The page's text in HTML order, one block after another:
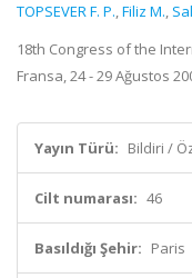
TOPSEVER F. P.,Filiz M.,
18th Congress of the
Fransa, 24 - 29 Ağustos
Yayın Türü: Bildiri /
Cilt numarası: 46
Basıldığı Şehir: Paris